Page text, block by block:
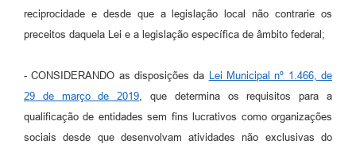
reciprocidade e desde que a legislação local não contrarie os
preceitos daquela Lei e a legislação específica de âmbito federal;
- CONSIDERANDO as disposições da
Lei Municipal nº 1.466, de
29 de março de 2019 , que determina os requisitos para a
qualificação de entidades sem fins lucrativos como organizações
sociais desde que desenvolvam atividades não exclusivas do